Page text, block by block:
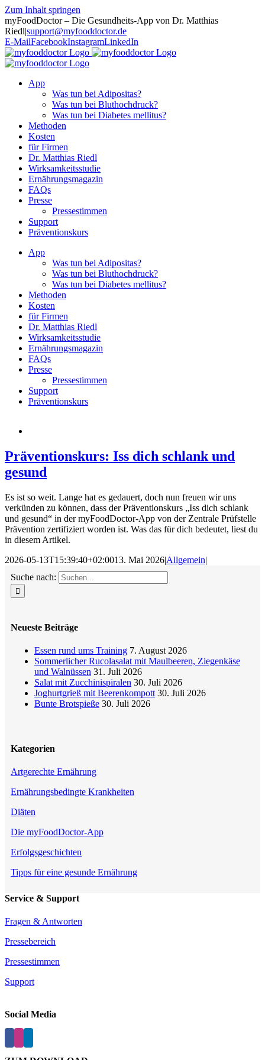
Zum Inhalt springen
myFoodDoctor – Die Gesundheits-App von Dr. Matthias
Riedl|support@myfooddoctor.de
E-MailFacebookInstagramLinkedIn
App
Was tun bei Adipositas?
Was tun bei Bluthochdruck?
Was tun bei Diabetes mellitus?
Methoden
Kosten
für Firmen
Dr. Matthias Riedl
Wirksamkeitsstudie
Ernährungsmagazin
FAQs
Presse
Pressestimmen
Support
Präventionskurs
App
Was tun bei Adipositas?
Was tun bei Bluthochdruck?
Was tun bei Diabetes mellitus?
Methoden
Kosten
für Firmen
Dr. Matthias Riedl
Wirksamkeitsstudie
Ernährungsmagazin
FAQs
Presse
Pressestimmen
Support
Präventionskurs
Präventionskurs: Iss dich schlank und
gesund
Es ist so weit. Lange hat es gedauert, doch nun freuen wir uns
verkünden zu können, dass der Präventionskurs „Iss dich schlank
und gesund“ in der myFoodDoctor-App von der Zentrale Prüfstelle
Prävention zertifiziert worden ist. Was das für dich bedeutet, liest du
in diesem Artikel.
2026-05-13T15:39:40+02:0013. Mai 2026|Allgemein|
Suche nach:
Neueste Beiträge
Essen rund ums Training 7. August 2026
Sommerlicher Rucolasalat mit Maulbeeren, Ziegenkäse
und Walnüssen 31. Juli 2026
Salat mit Zucchinispiralen 30. Juli 2026
Joghurtgrieß mit Beerenkompott 30. Juli 2026
Bunte Brotspieße 30. Juli 2026
Kategorien
Artgerechte Ernährung
Ernährungsbedingte Krankheiten
Diäten
Die myFoodDoctor-App
Erfolgsgeschichten
Tipps für eine gesunde Ernährung
Service & Support
Fragen & Antworten
Pressebereich
Pressestimmen
Support
Social Media